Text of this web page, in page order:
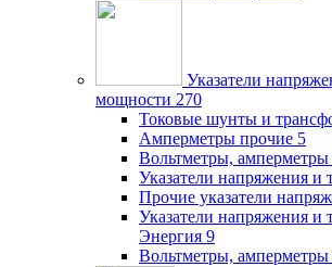
Указатели
мощности 270
Токовые шунты и
Амперметры прочие 5
Вольтметры, амперметры
Указатели напряжения и
Прочие указатели
Указатели напряжения и
Энергия 9
Вольтметры,